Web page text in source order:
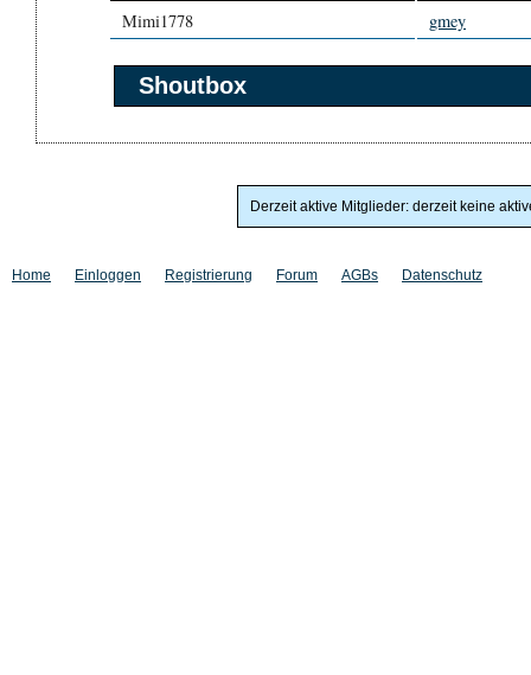
Mimi1778
gmey
Shoutbox
Derzeit aktive Mitglieder: derzeit keine
Home Einloggen Registrierung Forum AGBs Datenschutz